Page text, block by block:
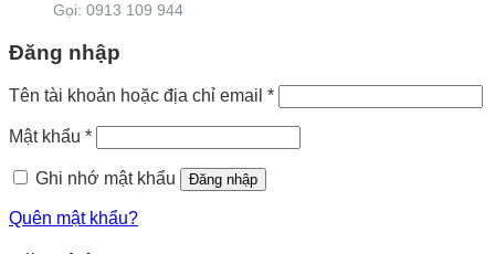
Gọi: 0913 109 944
Đăng nhập
Tên tài khoản hoặc địa chỉ email *
Mật khẩu *
Ghi nhớ mật khẩu Đăng nhập
Quên mật khẩu?